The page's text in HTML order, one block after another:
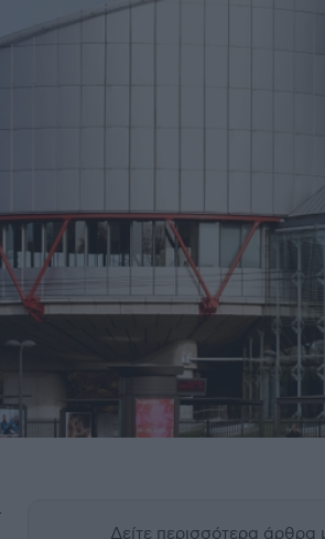
Δείτε περισσότερα άρθρα